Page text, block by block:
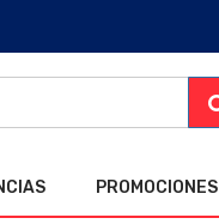
PROMOCIONES